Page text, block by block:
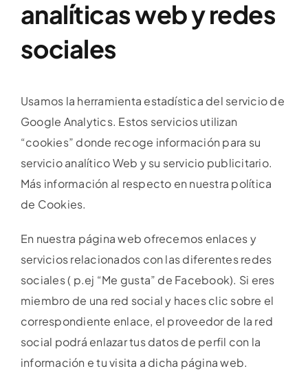
analíticas web y redes
sociales
Usamos la herramienta estadística del servicio de
Google Analytics. Estos servicios utilizan
“cookies” donde recoge información para su
servicio analítico Web y su servicio publicitario.
Más información al respecto en nuestra política
de Cookies.
En nuestra página web ofrecemos enlaces y
servicios relacionados con las diferentes redes
sociales ( p.ej “Me gusta” de Facebook). Si eres
miembro de una red social y haces clic sobre el
correspondiente enlace, el proveedor de la red
social podrá enlazar tus datos de perfil con la
información e tu visita a dicha página web.